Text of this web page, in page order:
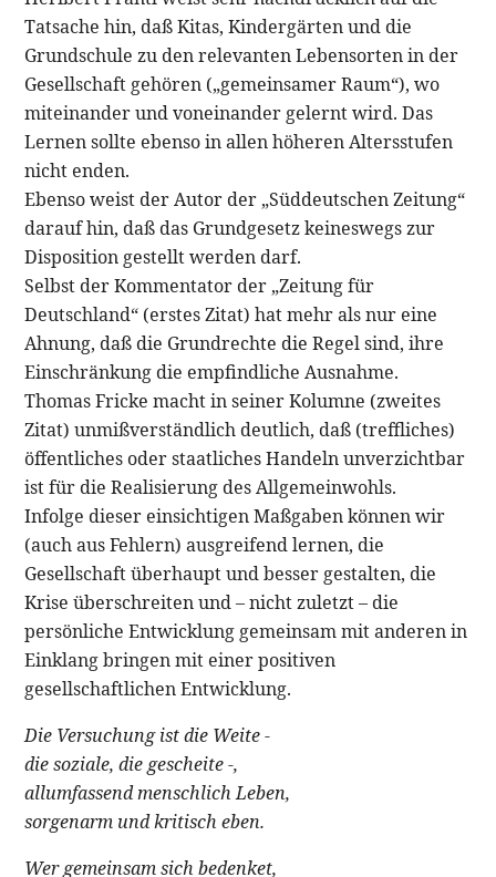
Tatsache hin, daß Kitas, Kindergärten und die
Grundschule zu den relevanten Lebensorten in der
Gesellschaft gehören („gemeinsamer Raum“), wo
miteinander und voneinander gelernt wird. Das
Lernen sollte ebenso in allen höheren Altersstufen
nicht enden.
Ebenso weist der Autor der „Süddeutschen Zeitung“
darauf hin, daß das Grundgesetz keineswegs zur
Disposition gestellt werden darf.
Selbst der Kommentator der „Zeitung für
Deutschland“ (erstes Zitat) hat mehr als nur eine
Ahnung, daß die Grundrechte die Regel sind, ihre
Einschränkung die empfindliche Ausnahme.
Thomas Fricke macht in seiner Kolumne (zweites
Zitat) unmißverständlich deutlich, daß (treffliches)
öffentliches oder staatliches Handeln unverzichtbar
ist für die Realisierung des Allgemeinwohls.
Infolge dieser einsichtigen Maßgaben können wir
(auch aus Fehlern) ausgreifend lernen, die
Gesellschaft überhaupt und besser gestalten, die
Krise überschreiten und – nicht zuletzt – die
persönliche Entwicklung gemeinsam mit anderen in
Einklang bringen mit einer positiven
gesellschaftlichen Entwicklung.
Die Versuchung ist die Weite -
die soziale, die gescheite -,
allumfassend menschlich Leben,
sorgenarm und kritisch eben.
Wer gemeinsam sich bedenket,